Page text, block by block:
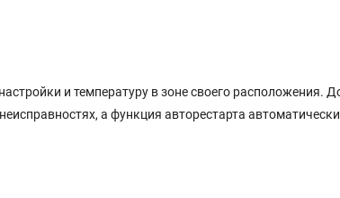
и температуру в зоне своего расположения.
а функция авторестарта